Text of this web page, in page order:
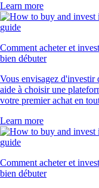
Learn more
Comment acheter et
bien débuter
Vous envisagez d'investir
aide à choisir une
votre premier achat en
Learn more
Comment acheter et
bien débuter